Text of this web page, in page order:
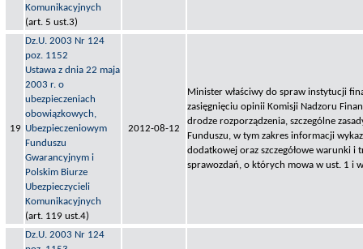
Komunikacyjnych
(art. 5 ust.3)
19
Dz.U. 2003 Nr 124
poz. 1152
Ustawa z dnia 22 maja
2003 r. o
ubezpieczeniach
obowiązkowych,
Ubezpieczeniowym
Funduszu
Gwarancyjnym i
Polskim Biurze
Ubezpieczycieli
Komunikacyjnych
(art. 119 ust.4)
2012-08-12
Minister właściwy do spraw instytucji
zasięgnięciu opinii Komisji Nadzoru
drodze rozporządzenia, szczególne
Funduszu, w tym zakres informacji
dodatkowej oraz szczegółowe warunki i
sprawozdań, o których mowa w ust. 1 i
Dz.U. 2003 Nr 124